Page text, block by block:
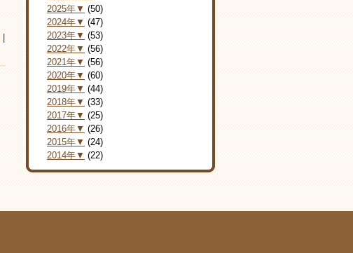
2025年▼ (50)
2024年▼ (47)
2023年▼ (53)
2022年▼ (56)
2021年▼ (56)
2020年▼ (60)
2019年▼ (44)
2018年▼ (33)
2017年▼ (25)
2016年▼ (26)
2015年▼ (24)
2014年▼ (22)